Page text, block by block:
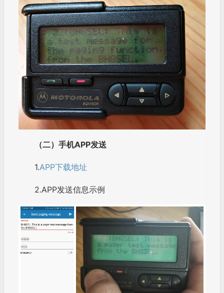
（二）手机APP发送
1.APP下载地址
2.APP发送信息示例